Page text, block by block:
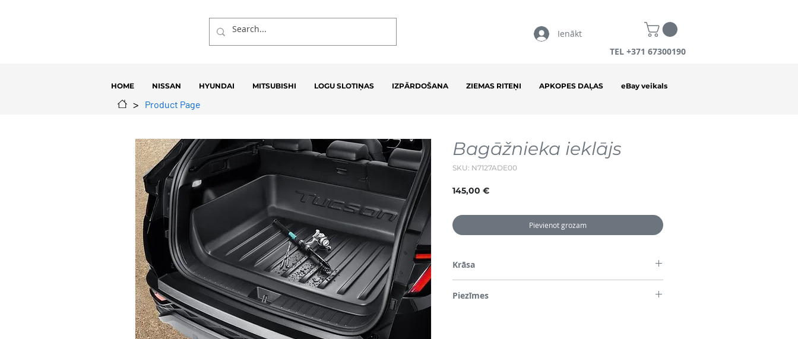
> Product Page
Ienākt
TEL +371 67300190
HOME NISSAN HYUNDAI MITSUBISHI LOGU SLOTIŅAS IZPĀRDOŠANA ZIEMAS RITEŅI APKOPES DAĻAS eBay veikals
Bagāžnieka ieklājs
SKU: N7127ADE00
145,00 €Cena
Pievienot grozam
Krāsa
novērš netīras, dubļainas un slapjas kravas no jūsu Tucson
Piezīmes